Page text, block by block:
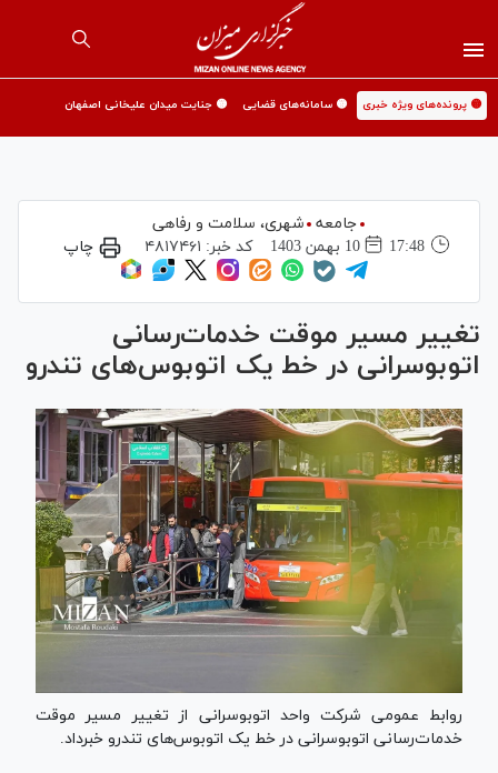
🟡 پرونده‌های ویژه خبری 🟡 سامانه‌های قضایی 🟡 جنایت میدان علیخانی اصفهان
جامعه
شهری،‌ سلامت و رفاهی
17:48
10 بهمن 1403 کد خبر: ۴۸۱۷۴۶۱ چاپ
تغییر مسیر موقت خدمات‌رسانی
اتوبوسرانی در خط یک اتوبوس‌های تندرو
روابط عمومی شرکت واحد اتوبوسرانی از تغییر مسیر موقت
خدمات‌رسانی اتوبوسرانی در خط یک اتوبوس‌های تندرو خبرداد.